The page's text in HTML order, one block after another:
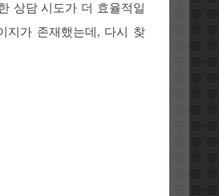
상담 시도가 더 효율적일
지가 존재했는데, 다시 찾